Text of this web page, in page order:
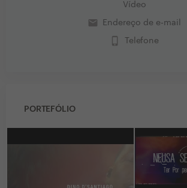
Vídeo
email Endereço de e-mail
phone_iphone Telefone
PORTEFÓLIO